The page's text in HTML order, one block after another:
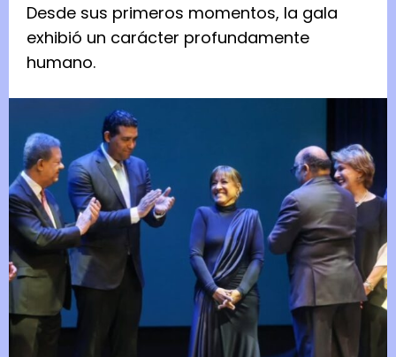
Desde sus primeros momentos, la gala
exhibió un carácter profundamente
humano.